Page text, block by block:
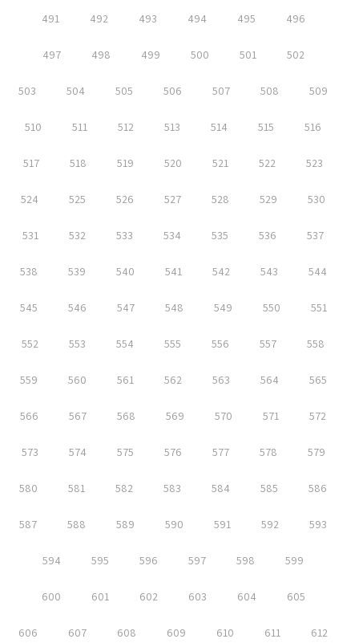
491 492 493 494 495 496
497 498 499 500 501 502
503 504 505 506 507 508 509
510 511 512 513 514 515 516
517 518 519 520 521 522 523
524 525 526 527 528 529 530
531 532 533 534 535 536 537
538 539 540 541 542 543 544
545 546 547 548 549 550 551
552 553 554 555 556 557 558
559 560 561 562 563 564 565
566 567 568 569 570 571 572
573 574 575 576 577 578 579
580 581 582 583 584 585 586
587 588 589 590 591 592 593
594 595 596 597 598 599
600 601 602 603 604 605
606 607 608 609 610 611 612